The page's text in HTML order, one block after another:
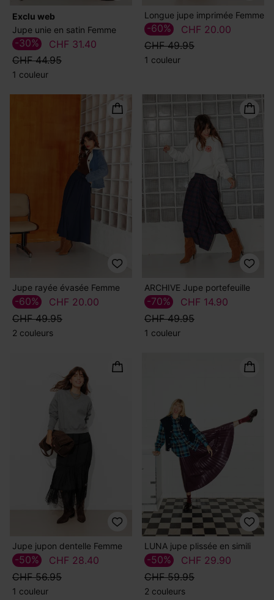
exclu web
Jupe unie en satin Femme
CHF 31.40
CHF 44.95
-30%
1 couleur
Longue jupe imprimée Femme
CHF 20.00
CHF 49.95
-60%
1 couleur
Jupe rayée évasée Femme
CHF 20.00
CHF 49.95
-60%
2 couleurs
ARCHIVE Jupe portefeuille
CHF 14.90
CHF 49.95
-70%
1 couleur
Jupe jupon dentelle Femme
CHF 28.40
CHF 56.95
-50%
1 couleur
LUNA jupe plissée en simili
CHF 29.90
CHF 59.95
-50%
2 couleurs